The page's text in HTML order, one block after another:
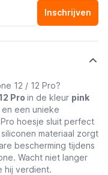
Inschrijven
12 / 12 Pro?
Pro in de kleur pink
een unieke
hoesje sluit perfect
materiaal zorgt
bescherming tijdens
Wacht niet langer
hij verdient.